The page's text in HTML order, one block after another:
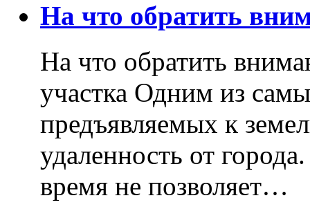
На что обратить
На что обратить
участка Одним из
предъявляемых к
удаленность от
время не позволяет…